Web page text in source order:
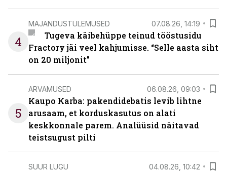
4
MAJANDUSTULEMUSED 07.08.26, 14:19
Tugeva käibehüppe teinud tööstusidu
Fractory jäi veel kahjumisse. “Selle aasta siht
on 20 miljonit”
5
ARVAMUSED 06.08.26, 09:03
Kaupo Karba: pakendidebatis levib lihtne
arusaam, et korduskasutus on alati
keskkonnale parem. Analüüsid näitavad
teistsugust pilti
SUUR LUGU 04.08.26, 10:42